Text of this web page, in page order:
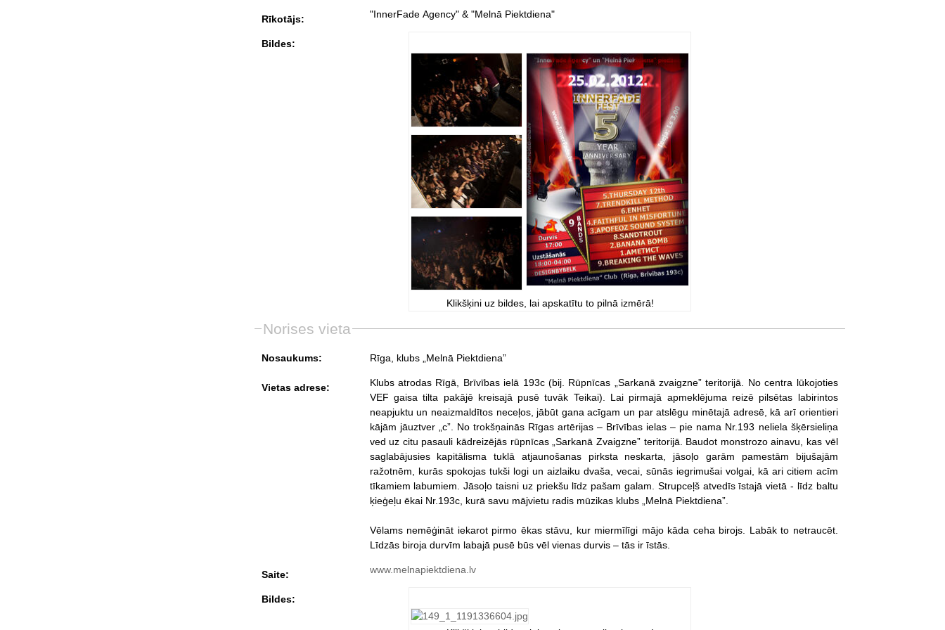
Rīkotājs: "InnerFade Agency" & "Melnā Piektdiena"
Bildes:
Klikšķini uz bildes, lai apskatītu to pilnā izmērā!
Norises vieta
Nosaukums: Rīga, klubs „Melnā Piektdiena”
Vietas adrese:
Klubs atrodas Rīgā, Brīvības ielā 193c (bij. Rūpnīcas „Sarkanā zvaigzne” teritorijā. No centra lūkojoties
VEF gaisa tilta pakājē kreisajā pusē tuvāk Teikai). Lai pirmajā apmeklējuma reizē pilsētas labirintos
neapjuktu un neaizmaldītos neceļos, jābūt gana acīgam un par atslēgu minētajā adresē, kā arī orientieri
kājām jāuztver „c”. No trokšņainās Rīgas artērijas – Brīvības ielas – pie nama Nr.193 neliela šķērsieliņa
ved uz citu pasauli kādreizējās rūpnīcas „Sarkanā Zvaigzne” teritorijā. Baudot monstrozo ainavu, kas vēl
saglabājusies kapitālisma tuklā atjaunošanas pirksta neskarta, jāsoļo garām pamestām bijušajām
ražotnēm, kurās spokojas tukši logi un aizlaiku dvaša, vecai, sūnās iegrimušai volgai, kā ari citiem acīm
tīkamiem labumiem. Jāsoļo taisni uz priekšu līdz pašam galam. Strupceļš atvedīs īstajā vietā - līdz baltu
ķieģeļu ēkai Nr.193c, kurā savu mājvietu radis mūzikas klubs „Melnā Piektdiena”.
Vēlams nemēģināt iekarot pirmo ēkas stāvu, kur miermīlīgi mājo kāda ceha birojs. Labāk to netraucēt.
Līdzās biroja durvīm labajā pusē būs vēl vienas durvis – tās ir īstās.
Saite: www.melnapiektdiena.lv
Bildes: